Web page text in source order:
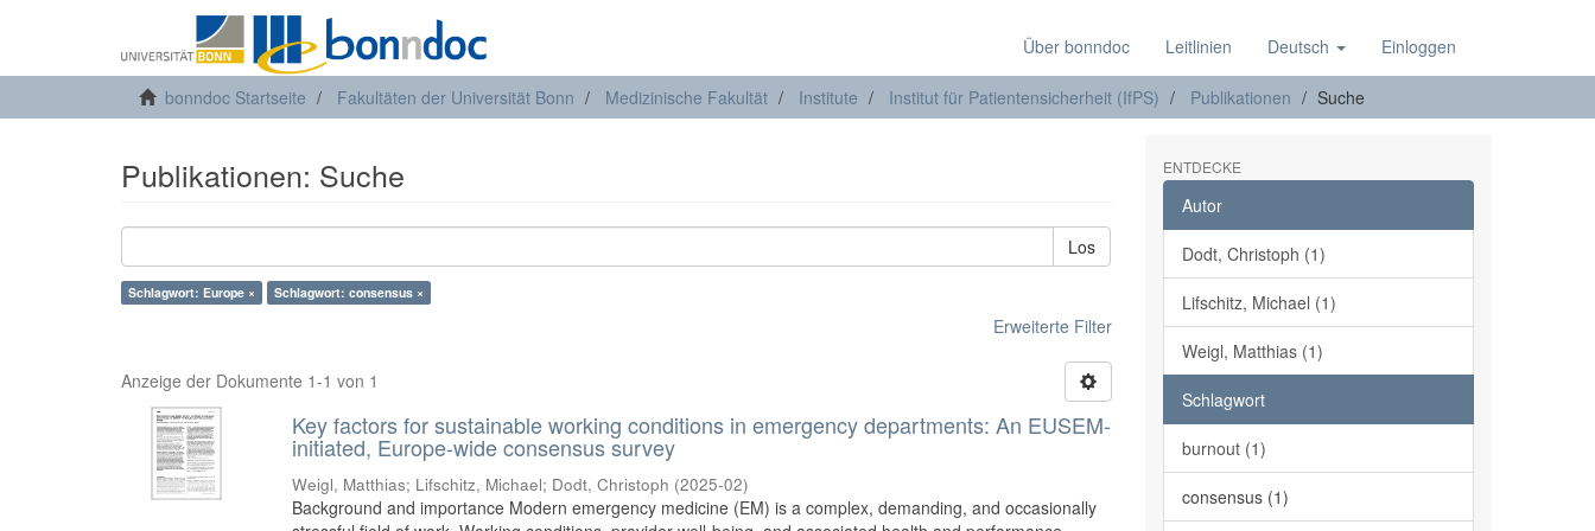
Über bonndoc Leitlinien Deutsch Einloggen
bonndoc Startseite Fakultäten der Universität Bonn Medizinische Fakultät Institute Institut für Patientensicherheit (IfPS) Publikationen Suche
Publikationen: Suche
Los
Schlagwort: Europe × Schlagwort: consensus ×
Erweiterte Filter
Anzeige der Dokumente 1-1 von 1
Key factors for sustainable working conditions in emergency departments: An EUSEM-
initiated, Europe-wide consensus survey
Weigl, Matthias; Lifschitz, Michael; Dodt, Christoph (2025-02)
Background and importance Modern emergency medicine (EM) is a complex, demanding, and occasionally
ENTDECKE
Autor
Dodt, Christoph (1)
Lifschitz, Michael (1)
Weigl, Matthias (1)
Schlagwort
burnout (1)
consensus (1)